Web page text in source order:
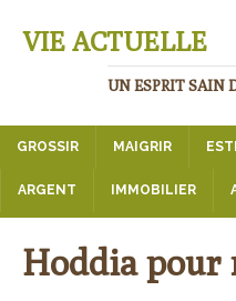
VIE ACTUELLE
UN ESPRIT SAIN
GROSSIR MAIGRIR
ARGENT IMMOBILIER
Hoddia